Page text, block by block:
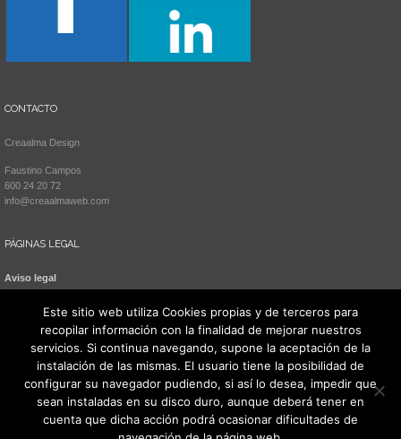
CONTACTO
Creaalma Design
Faustino Campos
600 24 20 72
info@creaalmaweb.com
PÁGINAS LEGAL
Aviso legal
Política de cookies
Este sitio web utiliza Cookies propias y de terceros para
recopilar información con la finalidad de mejorar nuestros
servicios. Si continua navegando, supone la aceptación de la
instalación de las mismas. El usuario tiene la posibilidad de
configurar su navegador pudiendo, si así lo desea, impedir que
sean instaladas en su disco duro, aunque deberá tener en
cuenta que dicha acción podrá ocasionar dificultades de